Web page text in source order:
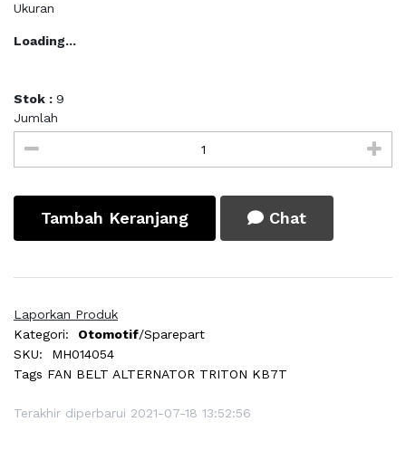
Ukuran
Loading...
Stok : 9
Jumlah
Tambah Keranjang Chat
Laporkan Produk
Kategori:
Otomotif/Sparepart
SKU:
MH014054
Tags FAN BELT ALTERNATOR TRITON KB7T
Terakhir diperbarui 2021-07-18 13:52:56